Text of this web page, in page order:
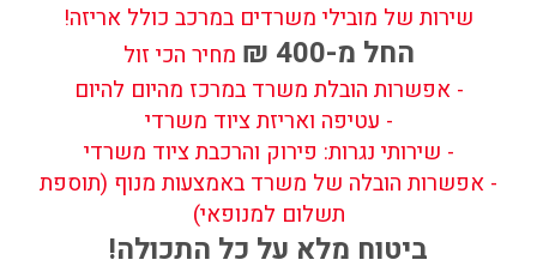
שירות של מובילי משרדים במרכב כולל אריזה!
החל מ-400 ₪
מחיר הכי זול
- אפשרות הובלת משרד במרכז מהיום להיום
- עטיפה ואריזת ציוד משרדי
- שירותי נגרות: פירוק והרכבת ציוד משרדי
- אפשרות הובלה של משרד באמצעות מנוף (תוספת
תשלום למנופאי)
ביטוח מלא על כל התכולה!